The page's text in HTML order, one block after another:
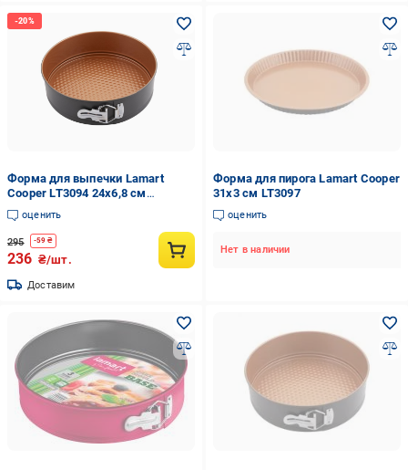
Форма для выпечки Lamart
Cooper LT3094 24х6,8 см
(112891)
оценить
295 -59 ₴
236 ₴/шт.
Доставим
Форма для пирога Lamart Cooper
31х3 см LT3097
оценить
Нет в наличии